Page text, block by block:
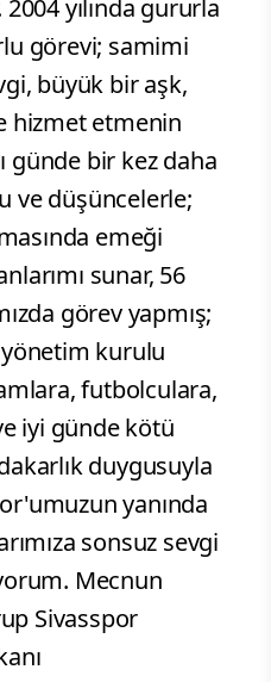
yılında gururla
görevi; samimi
büyük bir aşk,
hizmet etmenin
günde bir kez daha
ve düşüncelerle;
emeği
sunar, 56
görev yapmış;
kurulu
futbolculara,
iyi günde kötü
duygusuyla
yanında
sonsuz sevgi
Mecnun
Sivasspor